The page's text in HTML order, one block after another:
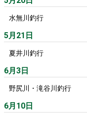
水無川釣行
5月21日
夏井川釣行
6月3日
野尻川・滝谷川釣行
6月10日